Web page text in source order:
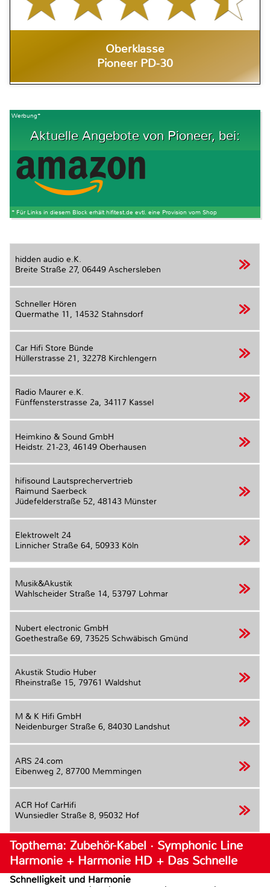
Oberklasse
Pioneer PD-30
Werbung*
Aktuelle Angebote von Pioneer, bei:
* Für Links in diesem Block erhält hifitest.de evtl. eine Provision vom Shop
hidden audio e.K.
Breite Straße 27, 06449 Aschersleben
Schneller Hören
Quermathe 11, 14532 Stahnsdorf
Car Hifi Store Bünde
Hüllerstrasse 21, 32278 Kirchlengern
Radio Maurer e.K.
Fünffensterstrasse 2a, 34117 Kassel
Heimkino & Sound GmbH
Heidstr. 21-23, 46149 Oberhausen
hifisound Lautsprechervertrieb
Raimund Saerbeck
Jüdefelderstraße 52, 48143 Münster
Elektrowelt 24
Linnicher Straße 64, 50933 Köln
Musik&Akustik
Wahlscheider Straße 14, 53797 Lohmar
Nubert electronic GmbH
Goethestraße 69, 73525 Schwäbisch Gmünd
Akustik Studio Huber
Rheinstraße 15, 79761 Waldshut
M & K Hifi GmbH
Neidenburger Straße 6, 84030 Landshut
ARS 24.com
Eibenweg 2, 87700 Memmingen
ACR Hof CarHifi
Wunsiedler Straße 8, 95032 Hof
Topthema: Zubehör-Kabel · Symphonic Line
Harmonie + Harmonie HD + Das Schnelle
Schnelligkeit und Harmonie